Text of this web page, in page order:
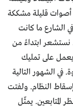
أصوات قليلة مشككة
الشارع ما كانت
نستشعر ابتداءً من
يعمل على تمليك
الشهور التالية
النظام. ولفتت
المتابعين. يمثّل